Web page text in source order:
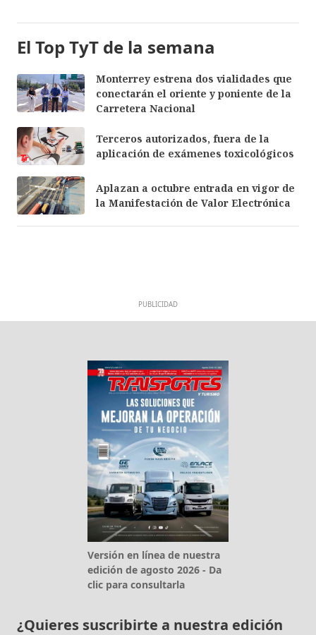
El Top TyT de la semana
Monterrey estrena dos vialidades que
conectarán el oriente y poniente de la
Carretera Nacional
Terceros autorizados, fuera de la
aplicación de exámenes toxicológicos
Aplazan a octubre entrada en vigor de
la Manifestación de Valor Electrónica
PUBLICIDAD
Versión en línea de nuestra
edición de agosto 2026 - Da
clic para consultarla
¿Quieres suscribirte a nuestra edición